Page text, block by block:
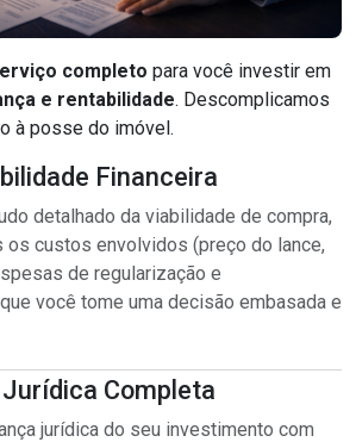
completo para você investir em
e rentabilidade. Descomplicamos
à posse do imóvel.
Financeira
detalhado da viabilidade de compra,
os custos envolvidos (preço do lance,
de regularização e
você tome uma decisão embasada e
Completa
jurídica do seu investimento com